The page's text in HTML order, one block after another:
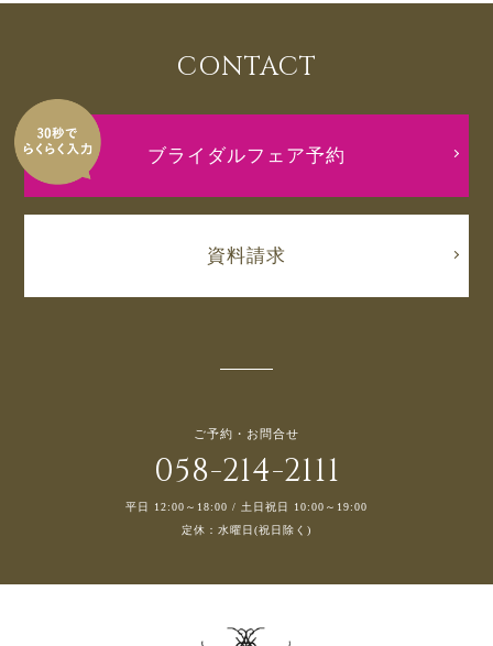
CONTACT
ブライダルフェア予約
資料請求
ご予約・お問合せ
058-214-2111
平日 12:00～18:00 / 土日祝日 10:00～19:00
定休：水曜日(祝日除く)